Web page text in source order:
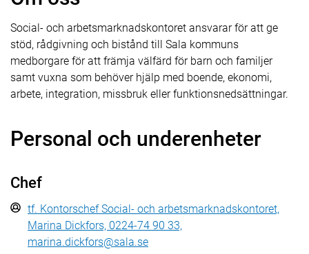
Social- och arbetsmarknadskontoret ansvarar för att ge
stöd, rådgivning och bistånd till Sala kommuns
medborgare för att främja välfärd för barn och familjer
samt vuxna som behöver hjälp med boende, ekonomi,
arbete, integration, missbruk eller funktionsnedsättningar.
Personal och underenheter
Chef
tf. Kontorschef Social- och arbetsmarknadskontoret,
Marina Dickfors, 0224-74 90 33,
marina.dickfors@sala.se